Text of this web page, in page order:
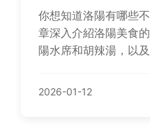
你想知道洛陽有哪些
章深入介紹洛陽美食
陽水席和胡辣湯，以
陽美食之旅。
2026-01-12